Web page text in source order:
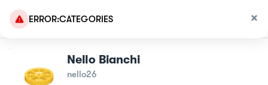
ERROR:CATEGORIES
Nello Bianchi
nello26